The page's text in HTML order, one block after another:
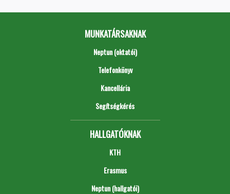
MUNKATÁRSAKNAK
Neptun (oktatói)
Telefonkönyv
Kancellária
Segítségkérés
HALLGATÓKNAK
KTH
Erasmus
Neptun (hallgatói)